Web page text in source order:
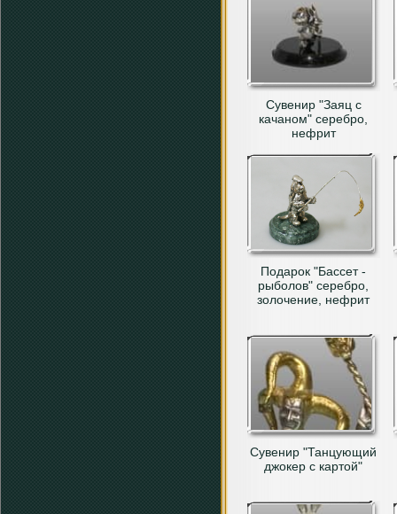
Сувенир "Заяц с
качаном" серебро,
нефрит
Подарок "Бассет -
рыболов" серебро,
золочение, нефрит
Сувенир "Танцующий
джокер с картой"